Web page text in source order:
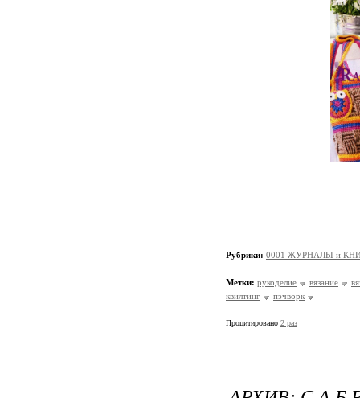
Рубрики: 0001 ЖУРНАЛЫ и
Метки: рукоделие вязание
квилтинг
пэчворк
Процитировано 2 раз